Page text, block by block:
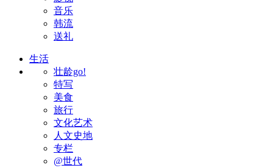
音乐
韩流
送礼
生活
壮龄go!
特写
美食
旅行
文化艺术
人文史地
专栏
@世代